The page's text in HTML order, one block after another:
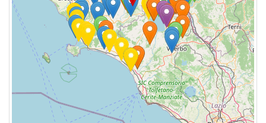
OFFERTE
DOG
INFO